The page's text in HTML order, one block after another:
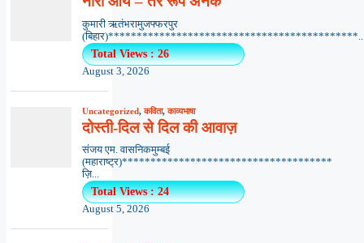
कुमारी ऋतंभरामुजफ्फरपुर
Total Views : 26
August 3, 2026
Uncategorized,कविता,काव्यभाषा
दोस्ती-दिल से दिल की आवाज़
संजय एम. वासनिकमुम्बई
(महाराष्ट्र)*************************************
ज़ि...
Total Views : 24
August 5, 2026